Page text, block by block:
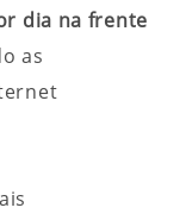
dia na frente
as